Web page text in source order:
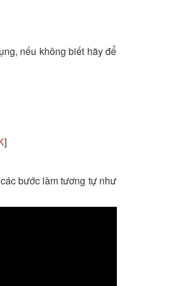
nếu không biết hãy để
]
bước làm tương tự như